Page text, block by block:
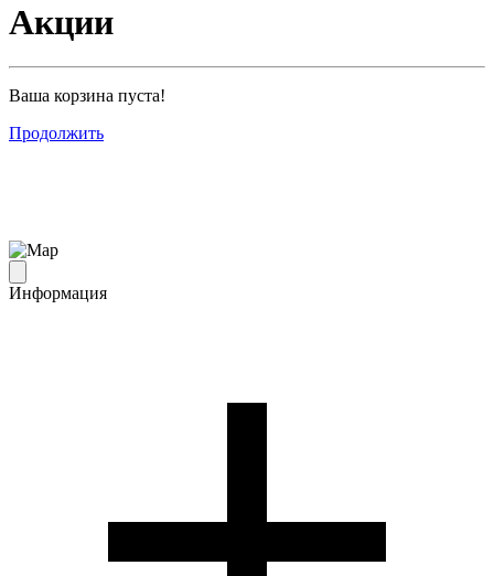
Акции
Ваша корзина пуста!
Продолжить
Информация